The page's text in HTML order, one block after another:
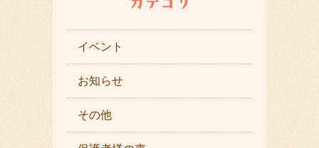
イベント
お知らせ
その他